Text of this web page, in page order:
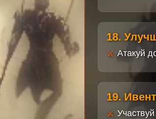
18.
Атакуй
19.